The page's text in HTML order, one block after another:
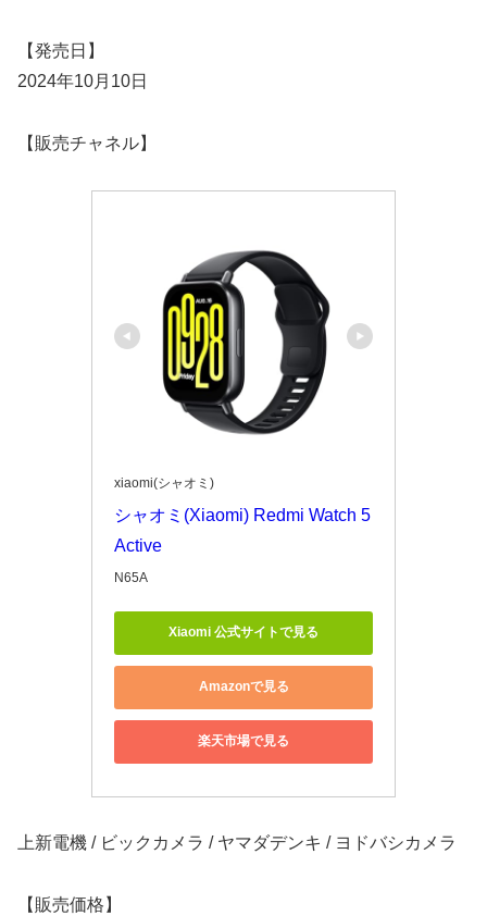
【発売日】
2024年10月10日
【販売チャネル】
xiaomi(シャオミ)
シャオミ(Xiaomi) Redmi Watch 5
Active
N65A
Xiaomi 公式サイトで見る
Amazonで見る
楽天市場で見る
上新電機 / ビックカメラ / ヤマダデンキ / ヨドバシカメラ
【販売価格】